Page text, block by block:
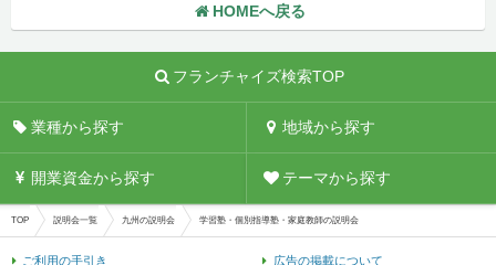
HOMEへ戻る
フランチャイズ検索TOP
業種から探す 地域から探す
開業資金から探す テーマから探す
TOP 説明会一覧 九州の説明会 学習塾・個別指導塾・家庭教師の説明会
ご利用の手引き 広告の掲載について